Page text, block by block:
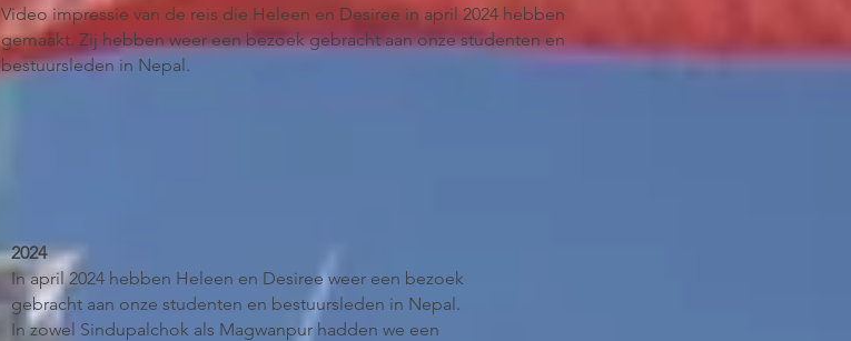
Video impressie van de reis die Heleen en Desiree in april 2024 hebben
gemaakt. Zij hebben weer een bezoek gebracht aan onze studenten en
bestuursleden in Nepal.
2024
In april 2024 hebben Heleen en Desiree weer een bezoek
gebracht aan onze studenten en bestuursleden in Nepal.
In zowel Sindupalchok als Magwanpur hadden we een